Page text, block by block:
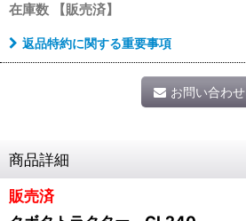
在庫数 【販売済】
返品特約に関する重要事項
お問い合わせ
商品詳細
販売済